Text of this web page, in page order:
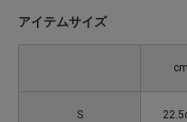
アイテムサイズ
cm
S